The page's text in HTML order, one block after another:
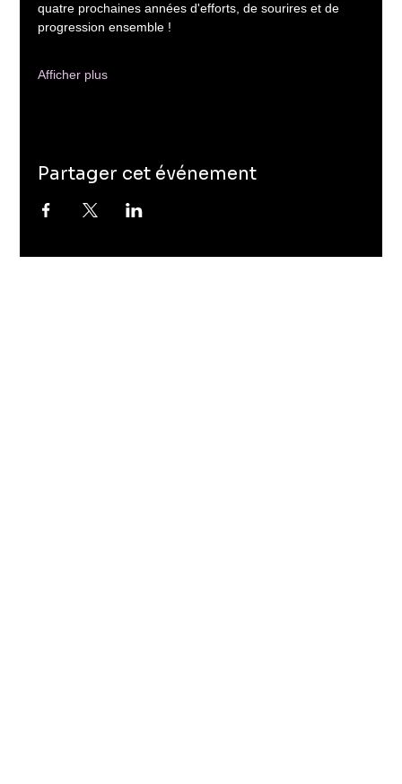
quatre prochaines années d'efforts, de sourires et de
progression ensemble !
Afficher plus
Partager cet événement